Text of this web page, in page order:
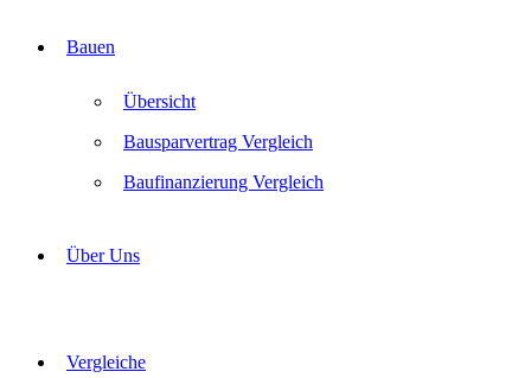
Bauen
Übersicht
Bausparvertrag Vergleich
Baufinanzierung Vergleich
Über Uns
Vergleiche